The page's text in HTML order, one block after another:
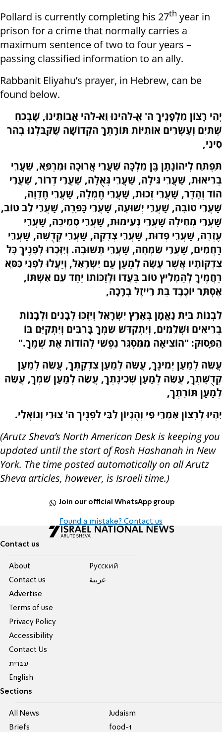
Pollard is currently completing his 27th year in
prison for a crime that normally carries a
maximum sentence of two to four years –
passing classified information to an ally.
Rabbanit Eliyahu’s prayer, in Hebrew, can be
found below.
יְהִי רָצוֹן מִלְפָנֶיךָ ה' אֱ-לֹהינוּ וֵא-לֹהי אֲבוֹתֵינוּ, שֶׁבְכֹחַ
שְׁתַּיִם וְעֶשְׂרִים אוֹתִיּוֹת תּוֹרָתְךָ הַקְדוֹשָׁה שֶׁקִּבַּלְנוּ בְהַר
סִינַי,
תִּפְתַּח לְיהוֹנָתָן בֶּן מַלְכָּה שַׁעֲרֵי אֲרוּכָה וּמַרְפֵּא, שַׁעֲרֵי
בְרִיאוּת, שַׁעֲרֵי גִּילָה, שַׁעֲרֵי גְּאֻלָה, שַׁעֲרֵי דְרוֹר, שַׁעֲרֵי
הוֹד וְהָדָר, שַׁעֲרֵי זְכוּת, שַׁעֲרֵי חֶמְלָה, שַׁעֲרֵי חֶדְוָה,
שַׁעֲרֵי טוֹבָה, שַׁעֲרֵי יְשׁוּעָה, שַׁעֲרֵי כַּפָּרָה, שַׁעֲרֵי לֵב טוֹב,
שַׁעֲרֵי מְחִילָה שַׁעֲרֵי נְעִימוּת, שַׁעֲרֵי סְמִיכָה, שַׁעֲרֵי
עֶזְרָה, שַׁעֲרֵי פְדוּת, שַׁעֲרֵי צְדָקָה, שַׁעֲרֵי קְדֻשָּׁה, שַׁעֲרֵי
רַחֲמִים, שַׁעֲרֵי שִׂמְחָה, שַׁעֲרֵי תְשׁוּבָה. וְיִזָּכְרוּ לְפָנֶיךָ כָּל
צִדְקוֹתָיו אֲשֶׁר עָשָׂה לְמַעַן עַם יִשְׂרָאֵל, וְיַעֲלוּ לִפְנֵי כִּסֵּא
רַחֲמֶיךָ לְהַמְלִיץ טוֹב בַּעֲדוֹ וּלְזַכּוֹתוֹ יַחַד עִם אִשְתּוֹ,
אֶסְתֵּר יוֹכֶבֶד בַּת רֵייזֶל בְרָכָה,
לִבְנוֹת בַּיִת נֶאֱמָן בְּאֶרֶץ יִשְׂרָאֵל וְיִזְכּוּ לְבָנִים וּלְבָנוֹת
בְרִיאִים וּשְׁלֵמִים, וְיִתְקַדַּשׁ שִמְךָ בָּרַבִּים וְיִתְקַיֵּם בּוֹ
הַפָּסוּק: "הוֹצִיאָה מִמַּסְגֵּר נַפְשִׁי לְהוֹדוֹת אֶת שְׁמֶךָ".
עֲשֵׂה לְמַעַן יְמִינֶךָ, עֲשֵׂה לְמַעַן צִדְקָתְךָ, עֲשֵׂה לְמַעַן
קְדֻשָּׁתְךָ, עֲשֵׂה לְמַעַן שְׁכִינָתְךָ, עֲשֵׂה לְמַעַן שִׁמְךָ, עֲשֵׂה
לְמַעַן תּוֹרָתְךָ,
יִהְיוּ לְרָצוֹן אִמְרֵי פִי וְהֶגְיוֹן לִבִּי לפָנֶיך ה' צוּרִי וְגוֹאֲלִי.
(Arutz Sheva’s North American Desk is keeping you
updated until the start of Rosh Hashanah in New
York. The time posted automatically on all Arutz
Sheva articles, however, is Israeli time.)
Join our official WhatsApp group
Found a mistake? Contact us
Contact us
About
Contact us
Advertise
Terms of use
Privacy Policy
Accessibility
Contact Us
עברית
English
Pусский
عربية
Sections
All News
Briefs
Judaism
food-1